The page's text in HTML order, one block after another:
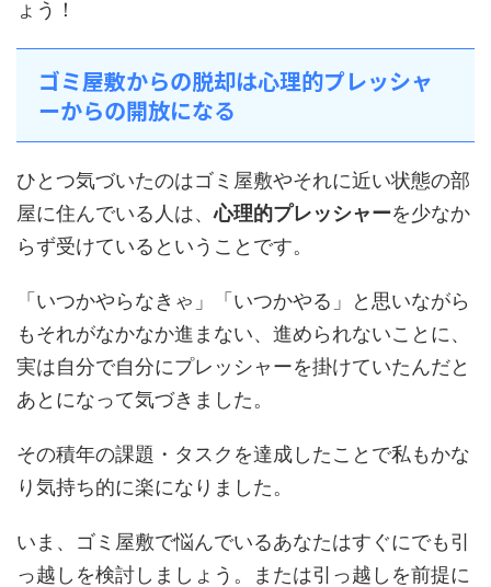
ょう！
ゴミ屋敷からの脱却は心理的プレッシャ
ーからの開放になる
ひとつ気づいたのはゴミ屋敷やそれに近い状態の部
屋に住んでいる人は、心理的プレッシャーを少なか
らず受けているということです。
「いつかやらなきゃ」「いつかやる」と思いながら
もそれがなかなか進まない、進められないことに、
実は自分で自分にプレッシャーを掛けていたんだと
あとになって気づきました。
その積年の課題・タスクを達成したことで私もかな
り気持ち的に楽になりました。
いま、ゴミ屋敷で悩んでいるあなたはすぐにでも引
っ越しを検討しましょう。または引っ越しを前提に